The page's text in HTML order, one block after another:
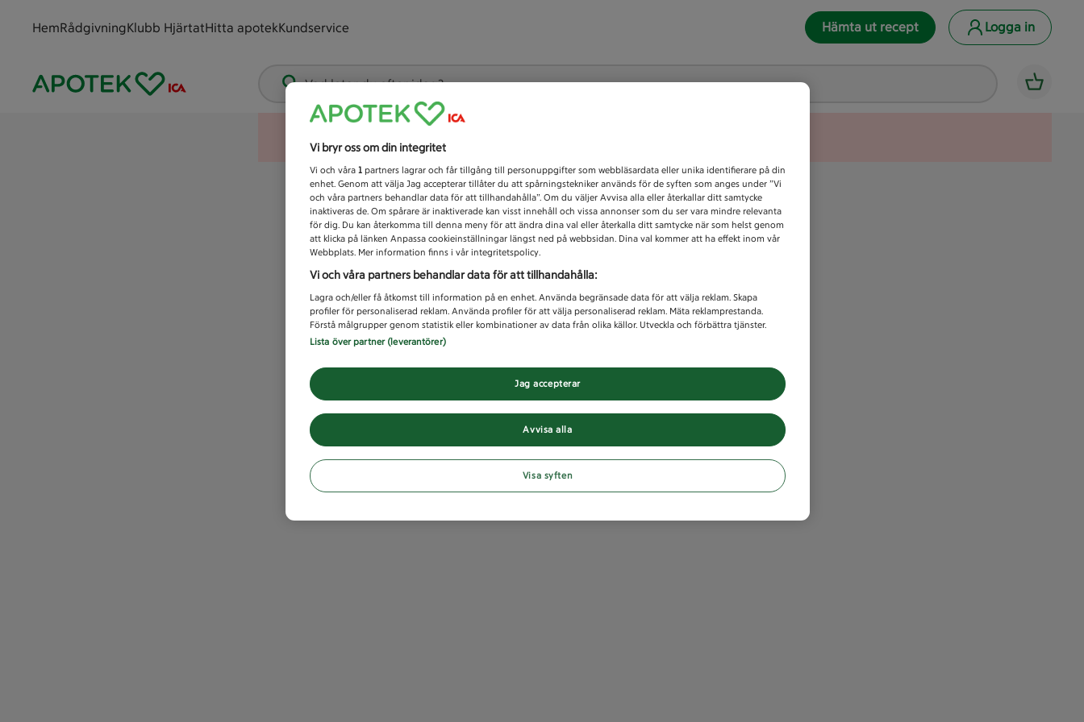
HemRådgivningKlubb HjärtatHitta apotekKundservice Hämta ut recept Logga in
Vad letar du efter idag?
Vi bryr oss om din integritet
Vi och våra 1 partners lagrar och får tillgång till personuppgifter som webbläsardata eller unika identifierare på din
enhet. Genom att välja Jag accepterar tillåter du att spårningstekniker används för de syften som anges under ”Vi
och våra partners behandlar data för att tillhandahålla”. Om du väljer Avvisa alla eller återkallar ditt samtycke
inaktiveras de. Om spårare är inaktiverade kan visst innehåll och vissa annonser som du ser vara mindre relevanta
för dig. Du kan återkomma till denna meny för att ändra dina val eller återkalla ditt samtycke när som helst genom
att klicka på länken Anpassa cookieinställningar längst ned på webbsidan. Dina val kommer att ha effekt inom vår
Webbplats. Mer information finns i vår integritetspolicy.
Vi och våra partners behandlar data för att tillhandahålla:
Lagra och/eller få åtkomst till information på en enhet. Använda begränsade data för att välja reklam. Skapa
profiler för personaliserad reklam. Använda profiler för att välja personaliserad reklam. Mäta reklamprestanda.
Förstå målgrupper genom statistik eller kombinationer av data från olika källor. Utveckla och förbättra tjänster.
Lista över partner (leverantörer)
Avvisa alla
Jag accepterar
Visa syften